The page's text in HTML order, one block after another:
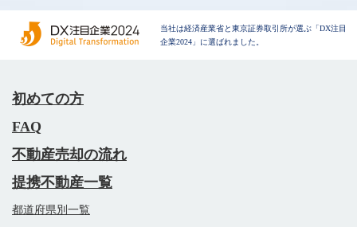
当社は経済産業省と東京証券取引所が選ぶ「DX注目
企業2024」に選ばれました。
初めての方
FAQ
不動産売却の流れ
提携不動産一覧
都道府県別一覧